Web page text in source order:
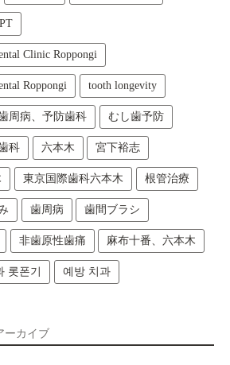
Clinic Roppongi
Roppongi tooth longevity
周病、予防歯科 むし歯予防
科 六本木 宮下裕志
東京国際歯科六本木 根管治療
歯周病 歯間ブラシ
非歯原性歯痛 麻布十番、六本木
롯폰기 예방 치과
ーカイブ